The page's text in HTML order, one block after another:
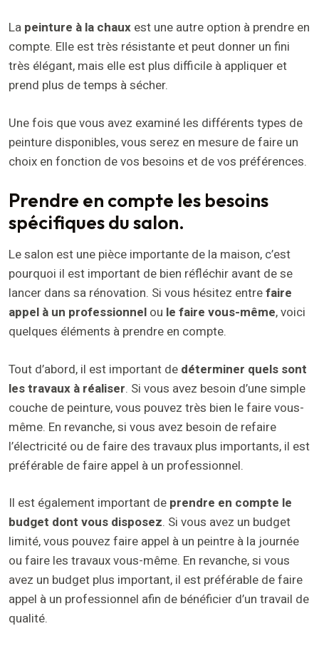
La peinture à la chaux est une autre option à prendre en
compte. Elle est très résistante et peut donner un fini
très élégant, mais elle est plus difficile à appliquer et
prend plus de temps à sécher.
Une fois que vous avez examiné les différents types de
peinture disponibles, vous serez en mesure de faire un
choix en fonction de vos besoins et de vos préférences.
Prendre en compte les besoins
spécifiques du salon.
Le salon est une pièce importante de la maison, c’est
pourquoi il est important de bien réfléchir avant de se
lancer dans sa rénovation. Si vous hésitez entrefaire
appel à un professionnel ou le faire vous-même, voici
quelques éléments à prendre en compte.
Tout d’abord, il est important de déterminer quels sont
les travaux à réaliser. Si vous avez besoin d’une simple
couche de peinture, vous pouvez très bien le faire vous-
même. En revanche, si vous avez besoin de refaire
l’électricité ou de faire des travaux plus importants, il est
préférable de faire appel à un professionnel.
Il est également important de prendre en compte le
budget dont vous disposez. Si vous avez un budget
limité, vous pouvez faire appel à un peintre à la journée
ou faire les travaux vous-même. En revanche, si vous
avez un budget plus important, il est préférable de faire
appel à un professionnel afin de bénéficier d’un travail de
qualité.